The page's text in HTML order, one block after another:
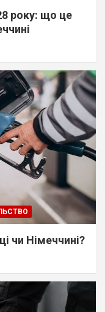
року: що це
чи Німеччині?